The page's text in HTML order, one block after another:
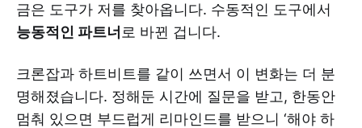
금은 도구가 저를 찾아옵니다. 수동적인 도구에서
능동적인 파트너 로 바뀐 겁니다.
크론잡과 하트비트를 같이 쓰면서 이 변화는 더 분
명해졌습니다. 정해둔 시간에 질문을 받고, 한동안
멈춰 있으면 부드럽게 리마인드를 받으니 ‘해야 하